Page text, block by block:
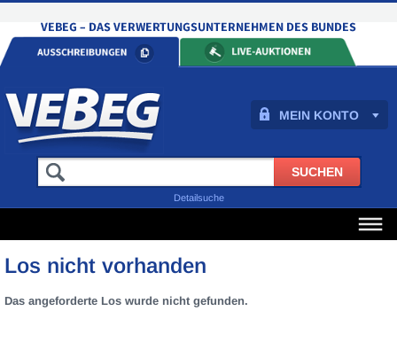
MEIN KONTO
Detailsuche
Los nicht vorhanden
Das angeforderte Los wurde nicht gefunden.